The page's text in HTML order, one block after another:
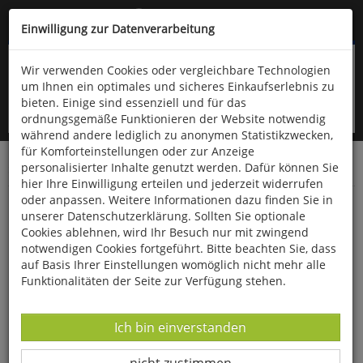
Kompletten Head der Seite überspringen
oder (06766) 9323-960
Startseite Bücher Literatur Belletristik
Schatten über dem Klasenhof
Einwilligung zur Datenverarbeitung
Wir verwenden Cookies oder vergleichbare Technologien
um Ihnen ein optimales und sicheres Einkaufserlebnis zu
bieten. Einige sind essenziell und für das
ordnungsgemäße Funktionieren der Website notwendig
während andere lediglich zu anonymen Statistikzwecken,
für Komforteinstellungen oder zur Anzeige
personalisierter Inhalte genutzt werden. Dafür können Sie
hier Ihre Einwilligung erteilen und jederzeit widerrufen
oder anpassen. Weitere Informationen dazu finden Sie in
unserer Datenschutzerklärung. Sollten Sie optionale
Cookies ablehnen, wird Ihr Besuch nur mit zwingend
notwendigen Cookies fortgeführt. Bitte beachten Sie, dass
auf Basis Ihrer Einstellungen womöglich nicht mehr alle
Funktionalitäten der Seite zur Verfügung stehen.
Datenverarbeitung -
Ich bin einverstanden